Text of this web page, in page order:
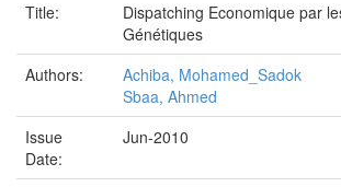
Title:
Dispatching Economique par
Génétiques
Authors:
Achiba, Mohamed_Sadok
Sbaa, Ahmed
Issue
Date:
Jun-2010